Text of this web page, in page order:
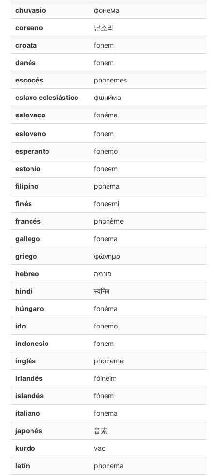
chuvasio фонема
coreano 낱소리
croata fonem
danés fonem
escocés phonemes
eslavo eclesiástico фѡни́ма
eslovaco fonéma
esloveno fonem
esperanto fonemo
estonio foneem
filipino ponema
finés foneemi
francés phonème
gallego fonema
griego φώνημα
hebreo פונמה
hindi स्वनिम
húngaro fonéma
ido fonemo
indonesio fonem
inglés phoneme
irlandés fóinéim
islandés fónem
italiano fonema
japonés 音素
kurdo vac
latín phonema